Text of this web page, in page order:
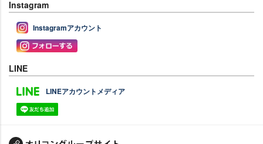
Instagram
Instagramアカウント
LINE
LINEアカウントメディア